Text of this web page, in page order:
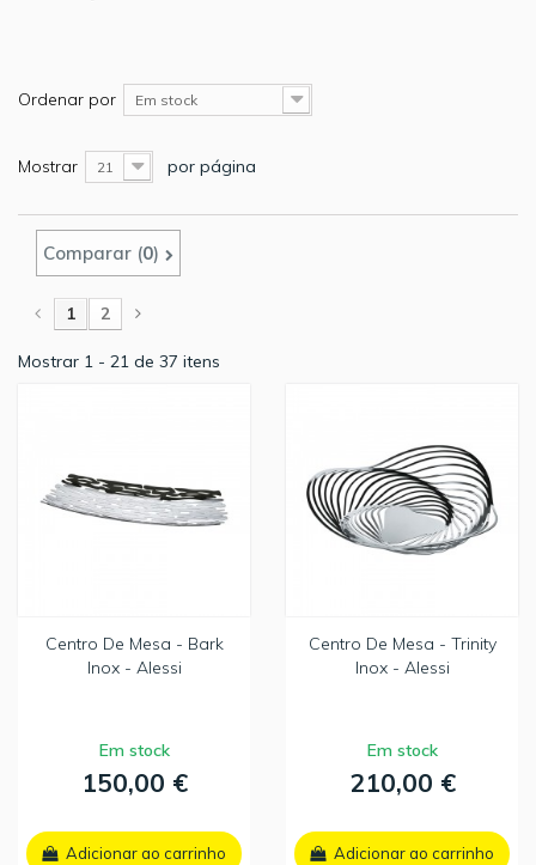
Ordenar por Em stock
Mostrar 21 por página
Comparar (0)
1 2
Mostrar 1 - 21 de 37 itens
Centro De Mesa - Bark
Inox - Alessi
Em stock
150,00 €
Adicionar ao carrinho
Centro De Mesa - Trinity
Inox - Alessi
Em stock
210,00 €
Adicionar ao carrinho